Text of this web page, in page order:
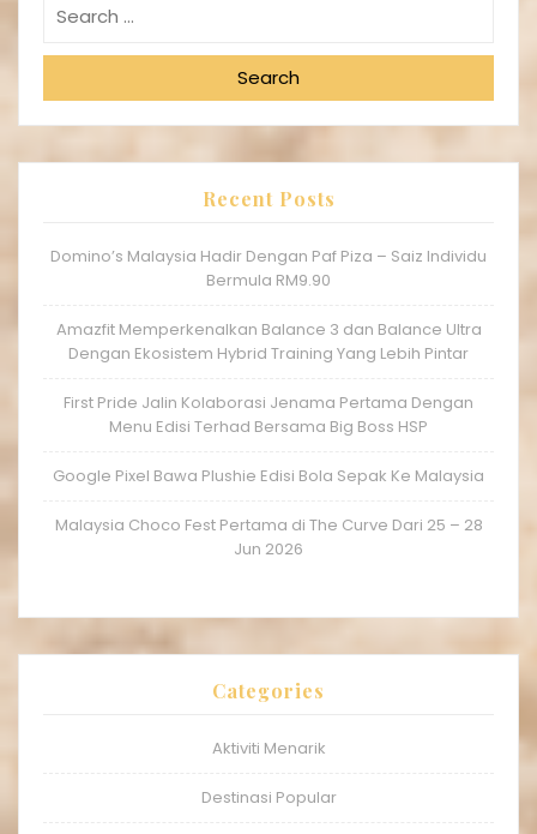
Search
Recent Posts
Domino’s Malaysia Hadir Dengan Paf Piza – Saiz Individu
Bermula RM9.90
Amazfit Memperkenalkan Balance 3 dan Balance Ultra
Dengan Ekosistem Hybrid Training Yang Lebih Pintar
First Pride Jalin Kolaborasi Jenama Pertama Dengan
Menu Edisi Terhad Bersama Big Boss HSP
Google Pixel Bawa Plushie Edisi Bola Sepak Ke Malaysia
Malaysia Choco Fest Pertama di The Curve Dari 25 – 28
Jun 2026
Categories
Aktiviti Menarik
Destinasi Popular